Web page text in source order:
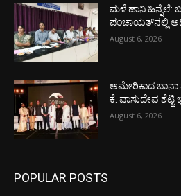
ಮಳೆ ಹಾನಿ ಹಿನ್ನೆಲೆ:
ಪಂಚಾಯತ್‌ನಲ್ಲಿ
August 6, 2026
ಅಮೇರಿಕಾದ
ಕೆ. ವಾಸುದೇವ ಶೆಟ್ಟಿ
August 6, 2026
POPULAR POSTS